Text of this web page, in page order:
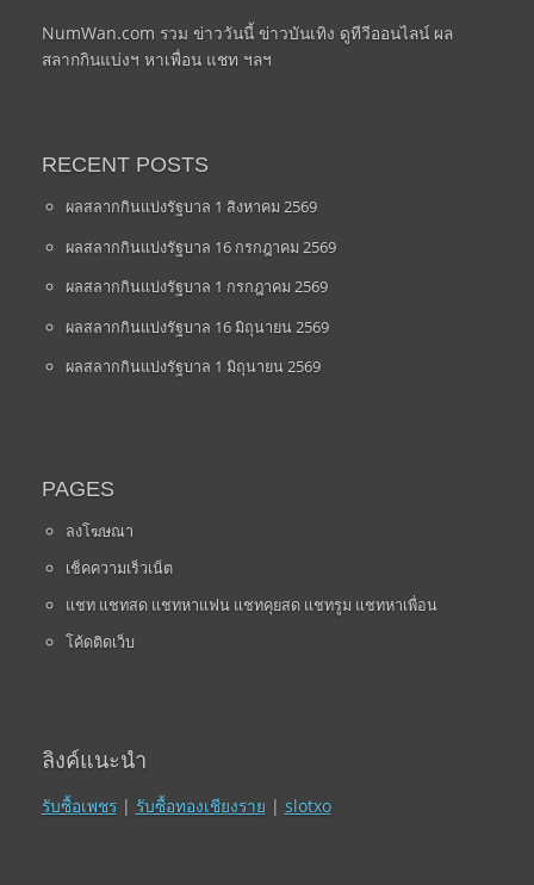
NumWan.com รวม ข่าววันนี้ ข่าวบันเทิง ดูทีวีออนไลน์ ผล
สลากกินแบ่งฯ หาเพื่อน แชท ฯลฯ
RECENT POSTS
ผลสลากกินแบ่งรัฐบาล 1 สิงหาคม 2569
ผลสลากกินแบ่งรัฐบาล 16 กรกฎาคม 2569
ผลสลากกินแบ่งรัฐบาล 1 กรกฎาคม 2569
ผลสลากกินแบ่งรัฐบาล 16 มิถุนายน 2569
ผลสลากกินแบ่งรัฐบาล 1 มิถุนายน 2569
PAGES
ลงโฆษณา
เช็คความเร็วเน็ต
แชท แชทสด แชทหาแฟน แชทคุยสด แชทรูม แชทหาเพื่อน
โค้ดติดเว็บ
ลิงค์แนะนำ
รับซื้อเพชร| รับซื้อทองเชียงราย | slotxo